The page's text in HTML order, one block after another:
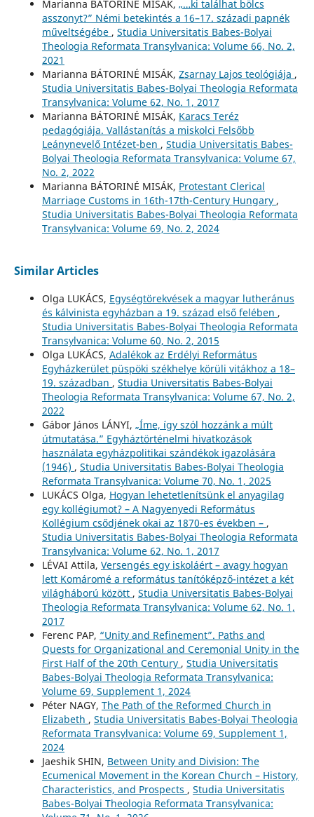
Marianna BÁTORINÉ MISÁK, „…ki találhat bölcs
asszonyt?” Némi betekintés a 16–17. századi papnék
műveltségébe , Studia Universitatis Babes-Bolyai
Theologia Reformata Transylvanica: Volume 66, No. 2,
2021
Marianna BÁTORINÉ MISÁK, Zsarnay Lajos teológiája ,
Studia Universitatis Babes-Bolyai Theologia Reformata
Transylvanica: Volume 62, No. 1, 2017
Marianna BÁTORINÉ MISÁK, Karacs Teréz
pedagógiája. Vallástanítás a miskolci Felsőbb
Leánynevelő Intézet-ben , Studia Universitatis Babes-
Bolyai Theologia Reformata Transylvanica: Volume 67,
No. 2, 2022
Marianna BÁTORINÉ MISÁK, Protestant Clerical
Marriage Customs in 16th-17th-Century Hungary ,
Studia Universitatis Babes-Bolyai Theologia Reformata
Transylvanica: Volume 69, No. 2, 2024
Similar Articles
Olga LUKÁCS, Egységtörekvések a magyar lutheránus
és kálvinista egyházban a 19. század első felében ,
Studia Universitatis Babes-Bolyai Theologia Reformata
Transylvanica: Volume 60, No. 2, 2015
Olga LUKÁCS, Adalékok az Erdélyi Református
Egyházkerület püspöki székhelye körüli vitákhoz a 18–
19. században , Studia Universitatis Babes-Bolyai
Theologia Reformata Transylvanica: Volume 67, No. 2,
2022
Gábor János LÁNYI, „Íme, így szól hozzánk a múlt
útmutatása.” Egyháztörténelmi hivatkozások
használata egyházpolitikai szándékok igazolására
(1946) , Studia Universitatis Babes-Bolyai Theologia
Reformata Transylvanica: Volume 70, No. 1, 2025
LUKÁCS Olga, Hogyan lehetetlenítsünk el anyagilag
egy kollégiumot? – A Nagyenyedi Református
Kollégium csődjének okai az 1870-es években – ,
Studia Universitatis Babes-Bolyai Theologia Reformata
Transylvanica: Volume 62, No. 1, 2017
LÉVAI Attila, Versengés egy iskoláért – avagy hogyan
lett Komáromé a református tanítóképző-intézet a két
világháború között , Studia Universitatis Babes-Bolyai
Theologia Reformata Transylvanica: Volume 62, No. 1,
2017
Ferenc PAP, “Unity and Refinement”. Paths and
Quests for Organizational and Ceremonial Unity in the
First Half of the 20th Century , Studia Universitatis
Babes-Bolyai Theologia Reformata Transylvanica:
Volume 69, Supplement 1, 2024
Péter NAGY, The Path of the Reformed Church in
Elizabeth , Studia Universitatis Babes-Bolyai Theologia
Reformata Transylvanica: Volume 69, Supplement 1,
2024
Jaeshik SHIN, Between Unity and Division: The
Ecumenical Movement in the Korean Church – History,
Characteristics, and Prospects , Studia Universitatis
Babes-Bolyai Theologia Reformata Transylvanica: